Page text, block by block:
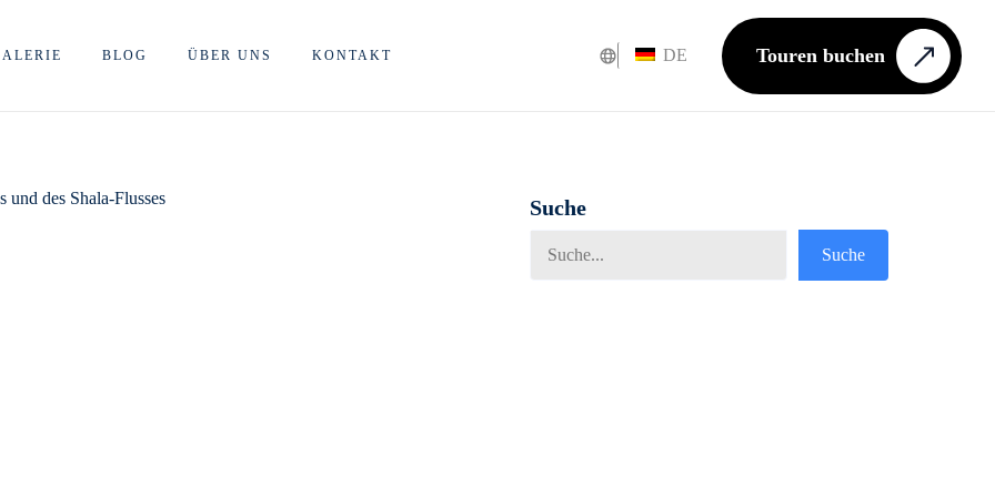
BLOG ÜBER UNS KONTAKT DE Touren buchen
Suche
Suche